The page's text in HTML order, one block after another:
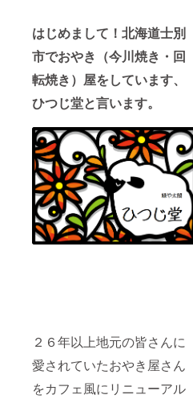
はじめまして！北海道士別
市でおやき（今川焼き・回
転焼き）屋をしています、
ひつじ堂と言います。
２６年以上地元の皆さんに
愛されていたおやき屋さん
をカフェ風にリニューアル